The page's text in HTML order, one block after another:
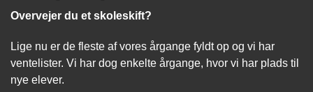
Overvejer du et skoleskift?
Lige nu er de fleste af vores årgange fyldt op og vi har
ventelister. Vi har dog enkelte årgange, hvor vi har plads til
nye elever.